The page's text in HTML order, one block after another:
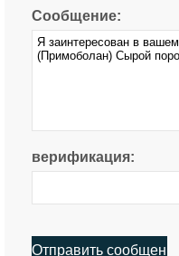
Сообщение:
верификация: